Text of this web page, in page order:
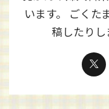
います。 ごくた
稿したりし